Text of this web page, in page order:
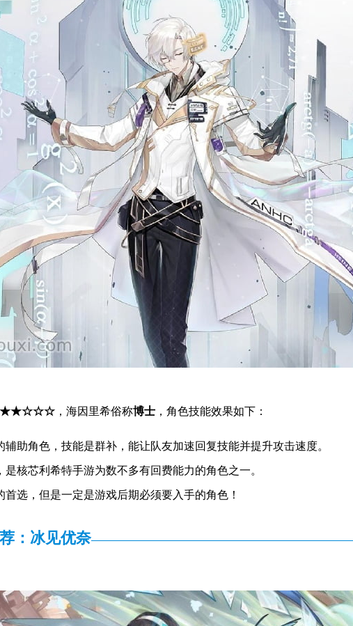
数★★☆☆☆，海因里希俗称博士，角色技能效果如下：
助角色，技能是群补，能让队友加速回复技能并提升攻击速度。
核芯利希特手游为数不多有回费能力的角色之一。
选，但是一定是游戏后期必须要入手的角色！
：冰见优奈